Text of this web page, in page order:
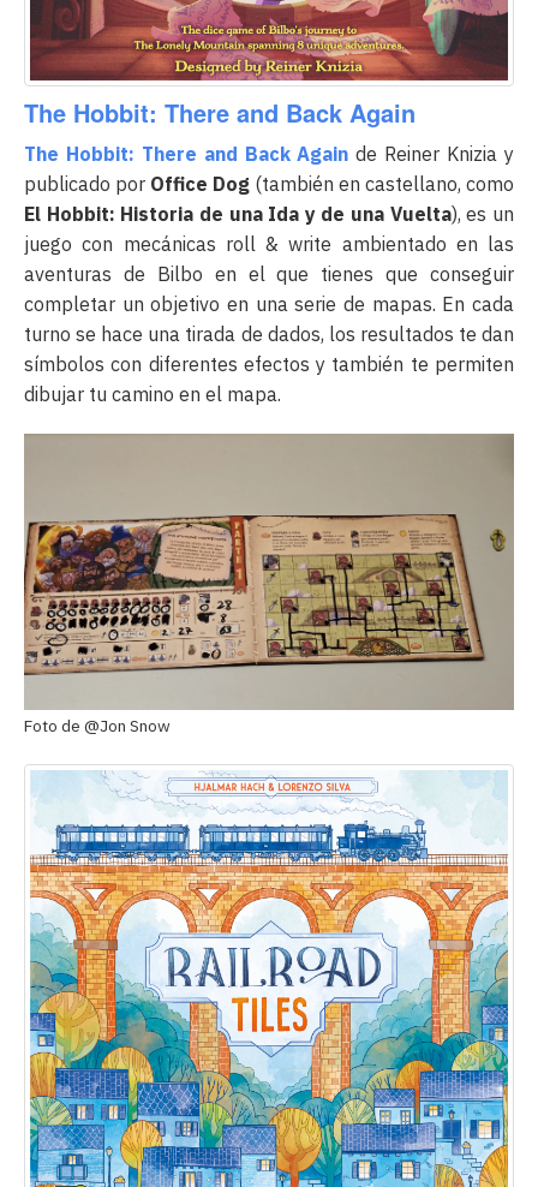
The Hobbit: There and Back Again
The Hobbit: There and Back Again de Reiner Knizia y
publicado por Office Dog (también en castellano, como
El Hobbit: Historia de una Ida y de una Vuelta), es un
juego con mecánicas roll & write ambientado en las
aventuras de Bilbo en el que tienes que conseguir
completar un objetivo en una serie de mapas. En cada
turno se hace una tirada de dados, los resultados te dan
símbolos con diferentes efectos y también te permiten
dibujar tu camino en el mapa.
Foto de @Jon Snow